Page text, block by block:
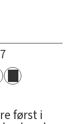
først i